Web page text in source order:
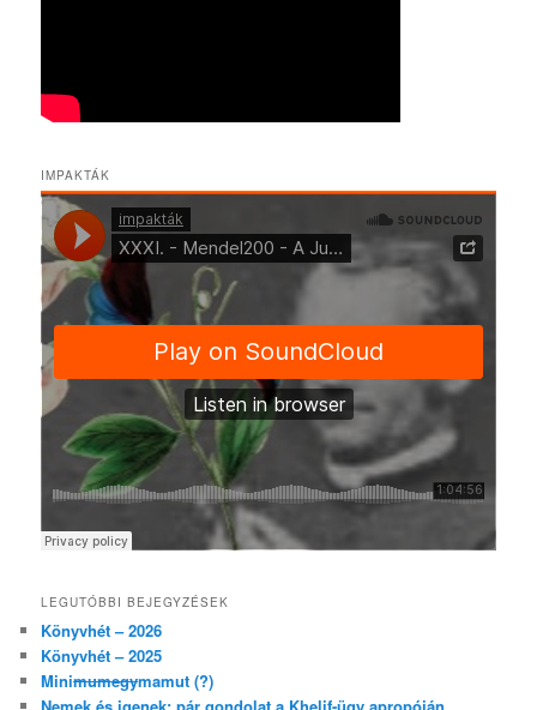
IMPAKTÁK
LEGUTÓBBI BEJEGYZÉSEK
Könyvhét – 2026
Könyvhét – 2025
Minimumegymamut (?)